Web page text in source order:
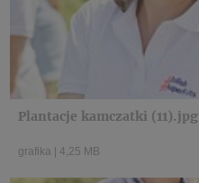
Plantacje kamczatki (11).jpg
grafika | 4,25 MB